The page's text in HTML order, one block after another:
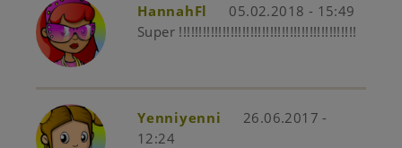
HannahFl
05.02.2018 - 15:49
Super !!!!!!!!!!!!!!!!!!!!!!!!!!!!!!!!!!!!!!!!!!!!!
Yenniyenni
26.06.2017 -
12:24